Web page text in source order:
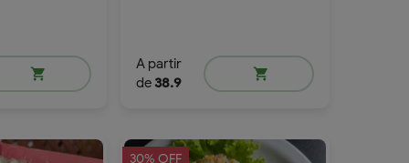
shopping_cart
A partir
de38.9
shopping_cart
30% OFF